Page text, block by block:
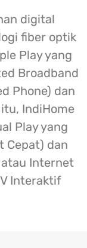
digital
fiber optik
Play yang
Broadband
Phone) dan
IndiHome
Play yang
Cepat) dan
atau Internet
Interaktif